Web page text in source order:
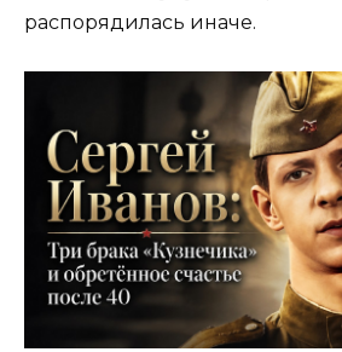
распорядилась иначе.